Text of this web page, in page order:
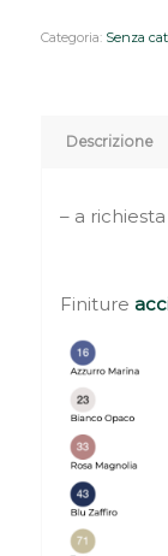
Categoria: Senza
Descrizione
– a
Finiture